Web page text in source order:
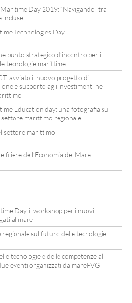
Day 2019: “Navigando” tra
incluse
Technologies Day
punto strategico d’incontro per il
tecnologie marittime
avviato il nuovo progetto di
e supporto agli investimenti nel
Education day: una fotografia sul
marittimo regionale
settore marittimo
filiere dell’Economia del Mare
Day, il workshop per i nuovi
al mare
sul futuro delle tecnologie
tecnologie e delle competenze al
eventi organizzati da mareFVG